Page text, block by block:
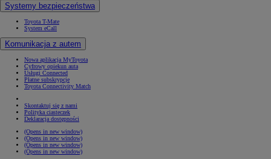
Systemy bezpieczeństwa
Toyota T-Mate
System eCall
Komunikacja z autem
Nowa aplikacja MyToyota
Cyfrowy opiekun auta
Usługi Connected
Płatne subskrypcje
Toyota Connectivity Match
Skontaktuj się z nami
Polityka ciasteczek
Deklaracja dostępności
(Opens in new window)
(Opens in new window)
(Opens in new window)
(Opens in new window)